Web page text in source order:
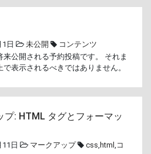
日 未公開
コンテンツ
来公開される予約投稿です。 それま
で表示されるべきではありません。
プ: HTML タグとフォーマッ
日 マークアップ css, html , コ